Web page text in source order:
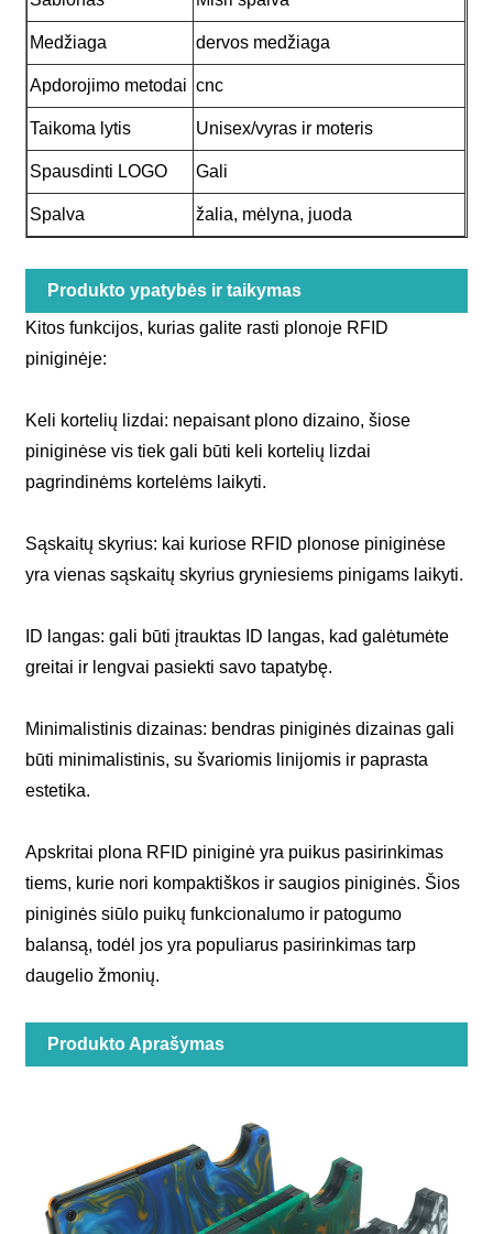
Medžiaga dervos medžiaga
Apdorojimo metodai cnc
Taikoma lytis Unisex/vyras ir moteris
Spausdinti LOGO Gali
Spalva žalia, mėlyna, juoda
Produkto ypatybės ir taikymas
Kitos funkcijos, kurias galite rasti plonoje RFID
piniginėje:
Keli kortelių lizdai: nepaisant plono dizaino, šiose
piniginėse vis tiek gali būti keli kortelių lizdai
pagrindinėms kortelėms laikyti.
Sąskaitų skyrius: kai kuriose RFID plonose piniginėse
yra vienas sąskaitų skyrius gryniesiems pinigams laikyti.
ID langas: gali būti įtrauktas ID langas, kad galėtumėte
greitai ir lengvai pasiekti savo tapatybę.
Minimalistinis dizainas: bendras piniginės dizainas gali
būti minimalistinis, su švariomis linijomis ir paprasta
estetika.
Apskritai plona RFID piniginė yra puikus pasirinkimas
tiems, kurie nori kompaktiškos ir saugios piniginės. Šios
piniginės siūlo puikų funkcionalumo ir patogumo
balansą, todėl jos yra populiarus pasirinkimas tarp
daugelio žmonių.
Produkto Aprašymas